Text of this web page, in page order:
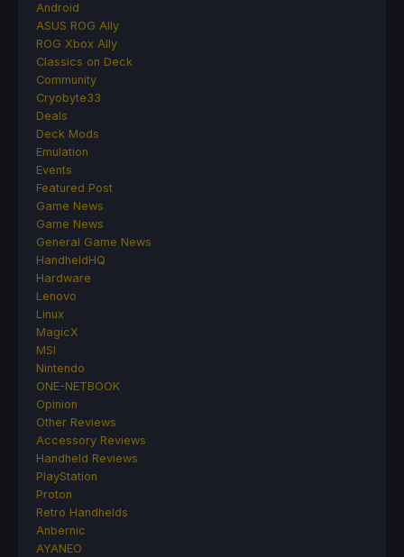
Android
ASUS ROG Ally
ROG Xbox Ally
Classics on Deck
Community
Cryobyte33
Deals
Deck Mods
Emulation
Events
Featured Post
Game News
Game News
General Game News
HandheldHQ
Hardware
Lenovo
Linux
MagicX
MSI
Nintendo
ONE-NETBOOK
Opinion
Other Reviews
Accessory Reviews
Handheld Reviews
PlayStation
Proton
Retro Handhelds
Anbernic
AYANEO